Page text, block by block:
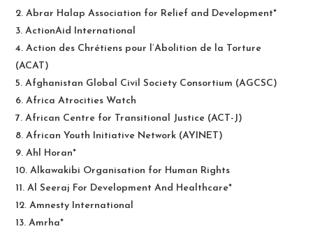
2. Abrar Halap Association for Relief and Development*
3. ActionAid International
4. Action des Chrétiens pour l’Abolition de la Torture
(ACAT)
5. Afghanistan Global Civil Society Consortium (AGCSC)
6. Africa Atrocities Watch
7. African Centre for Transitional Justice (ACT-J)
8. African Youth Initiative Network (AYINET)
9. Ahl Horan*
10. Alkawakibi Organisation for Human Rights
11. Al Seeraj For Development And Healthcare*
12. Amnesty International
13. Amrha*